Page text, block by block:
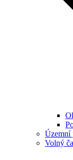
Územní
Volný